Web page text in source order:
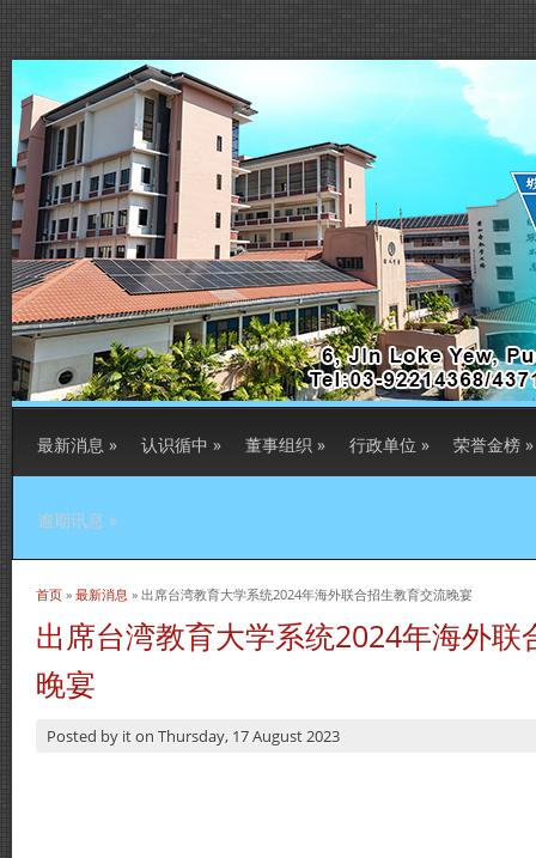
最新消息 » 认识循中 » 董事组织 » 行政单位 » 荣誉金榜 »
逾期讯息 »
当前位置
首页 » 最新消息 » 出席台湾教育大学系统2024年海外联合招生教育交流晚宴
出席台湾教育大学系统2024年海外联
晚宴
Posted by iton Thursday, 17 August 2023